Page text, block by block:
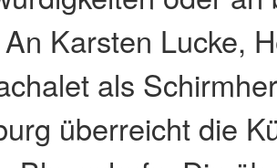
Karsten Lucke,
als
überreicht die